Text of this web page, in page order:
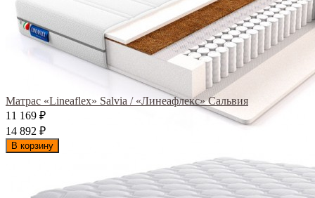
Матрас «Lineaflex» Salvia / «Линеафлекс» Сальвия
11 169 ₽
14 892 ₽
В корзину